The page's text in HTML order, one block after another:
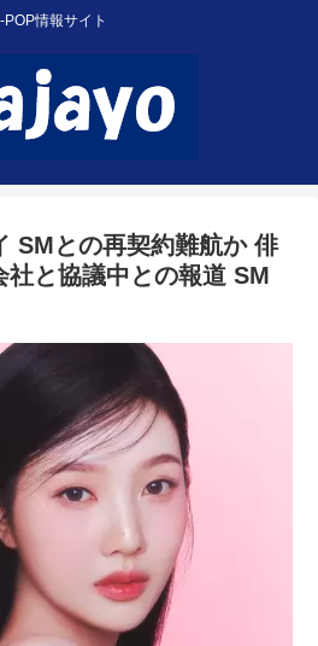
POP情報サイト
SMとの再契約難航か 俳
社と協議中との報道 SM